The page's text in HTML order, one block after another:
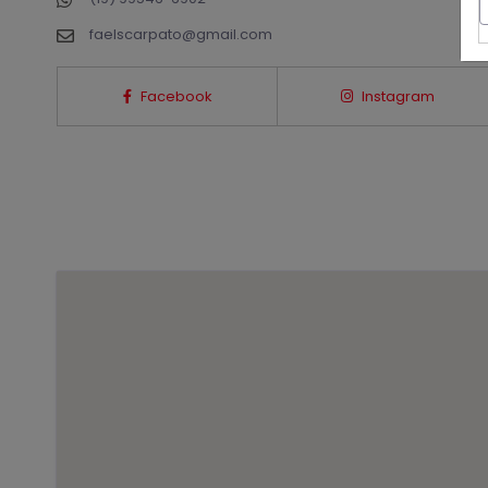
faelscarpato@gmail.com
Facebook Instagram